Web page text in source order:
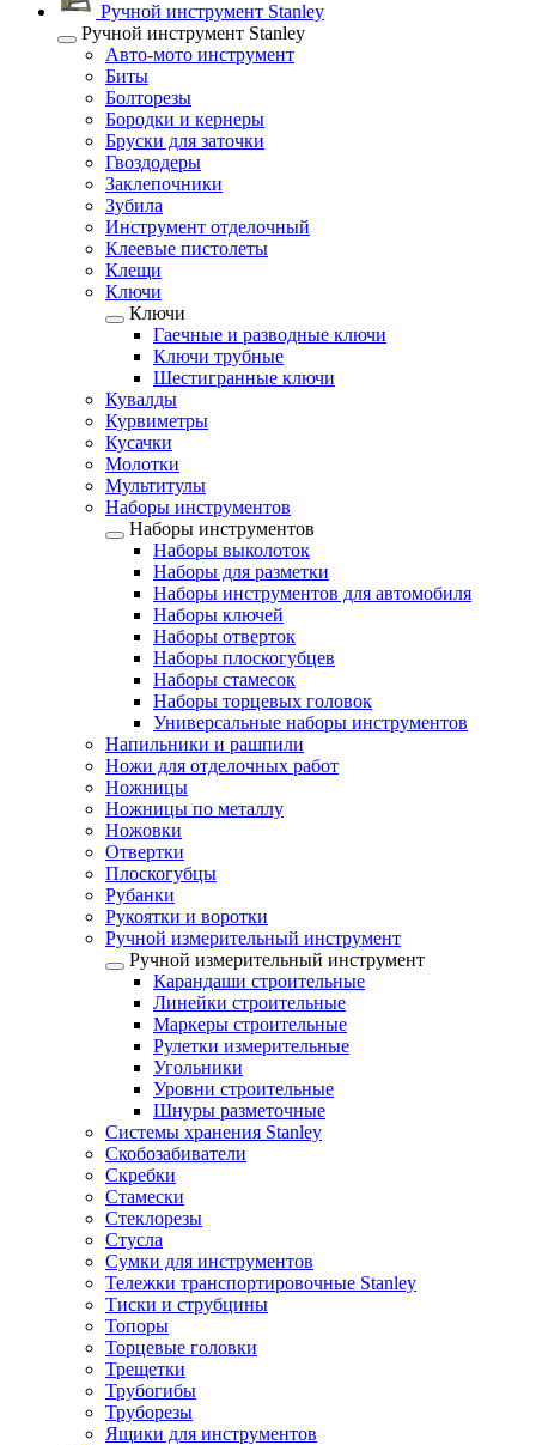
Ручной инструмент Stanley
Ручной инструмент Stanley
Авто-мото инструмент
Биты
Болторезы
Бородки и кернеры
Бруски для заточки
Гвоздодеры
Заклепочники
Зубила
Инструмент отделочный
Клеевые пистолеты
Клещи
Ключи
Ключи
Гаечные и разводные ключи
Ключи трубные
Шестигранные ключи
Кувалды
Курвиметры
Кусачки
Молотки
Мультитулы
Наборы инструментов
Наборы инструментов
Наборы выколоток
Наборы для разметки
Наборы инструментов для автомобиля
Наборы ключей
Наборы отверток
Наборы плоскогубцев
Наборы стамесок
Наборы торцевых головок
Универсальные наборы инструментов
Напильники и рашпили
Ножи для отделочных работ
Ножницы
Ножницы по металлу
Ножовки
Отвертки
Плоскогубцы
Рубанки
Рукоятки и воротки
Ручной измерительный инструмент
Ручной измерительный инструмент
Карандаши строительные
Линейки строительные
Маркеры строительные
Рулетки измерительные
Угольники
Уровни строительные
Шнуры разметочные
Системы хранения Stanley
Скобозабиватели
Скребки
Стамески
Стеклорезы
Стусла
Сумки для инструментов
Тележки транспортировочные Stanley
Тиски и струбцины
Топоры
Торцевые головки
Трещетки
Трубогибы
Труборезы
Ящики для инструментов